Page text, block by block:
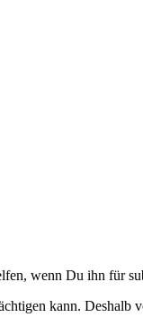
wenn Du ihn für
kann.